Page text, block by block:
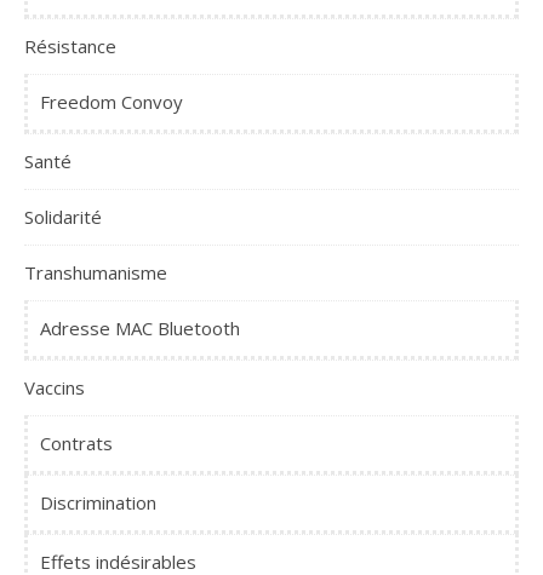
Résistance
Freedom Convoy
Santé
Solidarité
Transhumanisme
Adresse MAC Bluetooth
Vaccins
Contrats
Discrimination
Effets indésirables